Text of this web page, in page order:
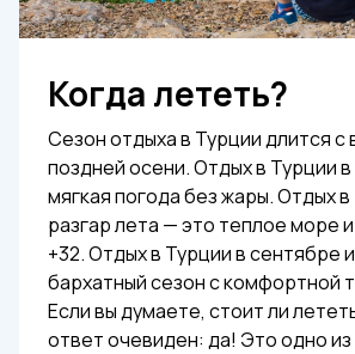
Когда лететь?
Сезон отдыха в Турции длится с
поздней осени. Отдых в Турции
мягкая погода без жары. Отдых в
разгар лета — это теплое море
+32. Отдых в Турции в сентябре
бархатный сезон с комфортной
Если вы думаете, стоит ли
ответ очевиден: да! Это одно